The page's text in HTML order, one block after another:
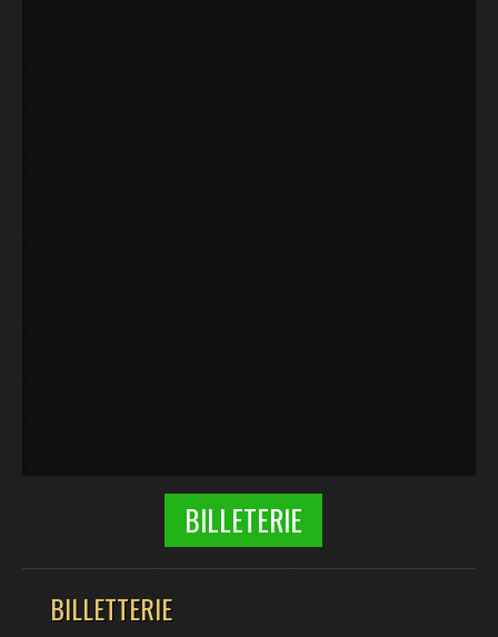
BILLETERIE
BILLETTERIE